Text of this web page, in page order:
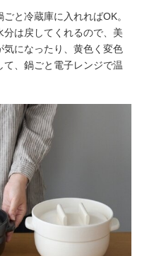
と冷蔵庫に入れればOK。
は戻してくれるので、美
になったり、黄色く変色
て、鍋ごと電子レンジで温